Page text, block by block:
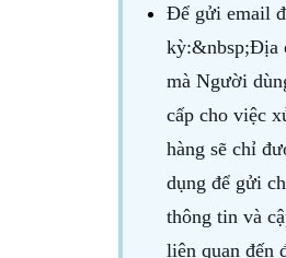
Để gửi email
kỳ:&nbsp;Địa
mà Người
cấp cho việc
hàng sẽ chỉ
dụng để gửi
thông tin và
liên quan đến